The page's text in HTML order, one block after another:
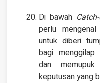
Di bawah
perlu
untuk diberi
bagi menggilap
dan
keputusan yang